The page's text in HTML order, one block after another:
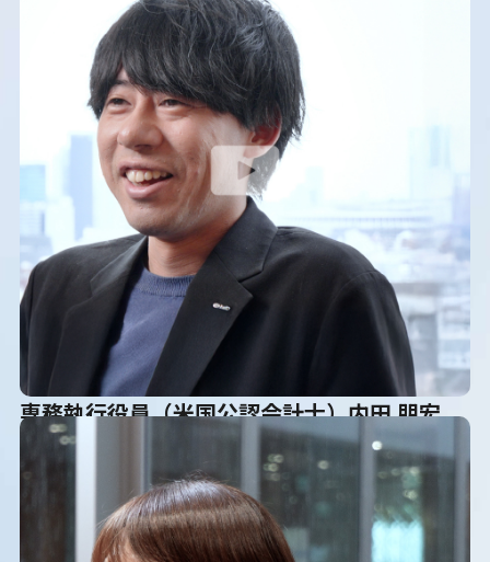
専務執行役員（米国公認会計士）内田 朋宏